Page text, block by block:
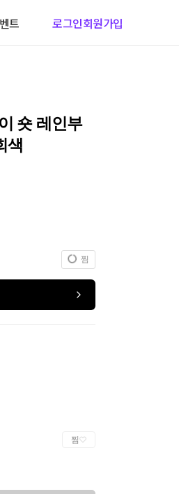
트 로그인회원가입
숏 레인부
색
찜
찜